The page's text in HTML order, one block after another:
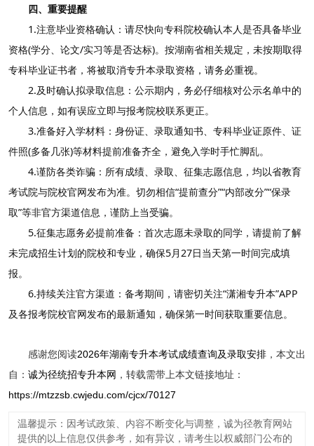
四、重要提醒
1.注意毕业资格确认：请尽快向专科院校确认本人是否具备毕业
资格(学分、论文/实习等是否达标)。按湖南省相关规定，未按期取得
专科毕业证书者，将被取消专升本录取资格，请务必重视。
2.及时确认拟录取信息：公示期内，务必仔细核对公示名单中的
个人信息，如有误应立即与报考院校联系更正。
3.准备好入学材料：身份证、录取通知书、专科毕业证原件、证
件照(多备几张)等材料提前准备齐全，避免入学时手忙脚乱。
4.谨防各类诈骗：所有成绩、录取、征集志愿信息，均以省教育
考试院与院校官网发布为准。切勿相信“提前查分”“内部改分”“保录
取”等非官方渠道信息，谨防上当受骗。
5.征集志愿务必提前准备：首次志愿未录取的同学，请提前了解
未完成招生计划的院校和专业，确保5月27日当天第一时间完成填
报。
6.持续关注官方渠道：备考期间，请密切关注“潇湘专升本”APP
及各报考院校官网发布的最新通知，确保第一时间获取重要信息。
感谢您阅读2026年湖南专升本考试成绩查询及录取安排，本文出
自： 诚为径统招专升本网 ，转载需带上本文链接地址：
https://mtzzsb.cwjedu.com/cjcx/70127
温馨提示：因考试政策、内容不断变化与调整，诚为径教育网站
提供的以上信息仅供参考，如有异议，请考生以权威部门公布的